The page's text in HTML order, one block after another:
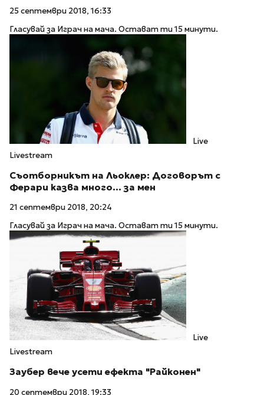
25 септември 2018, 16:33
Гласувай за Играч на мача. Остават ти 15 минути.
Live
Livestream
Съотборникът на Льоклер: Договорът с
Ферари казва много… за мен
21 септември 2018, 20:24
Гласувай за Играч на мача. Остават ти 15 минути.
Live
Livestream
Заубер вече усети ефекта "Райконен"
20 септември 2018, 19:33